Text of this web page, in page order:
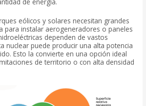
de energía.
eólicos y solares necesitan grandes
para instalar aerogeneradores o paneles
dependen de vastos
nuclear puede producir una alta potencia
Esto la convierte en una opción ideal
de territorio o con alta densidad